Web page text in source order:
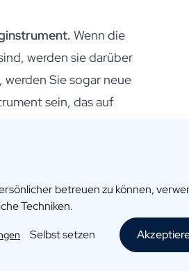
Wenn die
werden sie darüber
werden Sie sogar neue
sein, das auf
Verschenken von
Kugelschreiber, eine
immer wieder auf
Bekanntheitsgrad
zu einem positiven
Geschenk
in
betreuen zu können,
Techniken.
Selbst setzen